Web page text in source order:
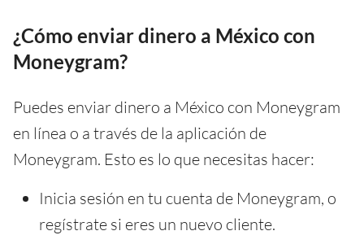
¿Cómo enviar dinero a México con
Moneygram?
Puedes enviar dinero a México con Moneygram
en línea o a través de la aplicación de
Moneygram. Esto es lo que necesitas hacer:
Inicia sesión en tu cuenta de Moneygram, o
regístrate si eres un nuevo cliente.